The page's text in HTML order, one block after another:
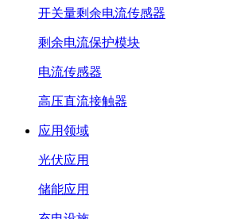
开关量剩余电流传感器
剩余电流保护模块
电流传感器
高压直流接触器
应用领域
光伏应用
储能应用